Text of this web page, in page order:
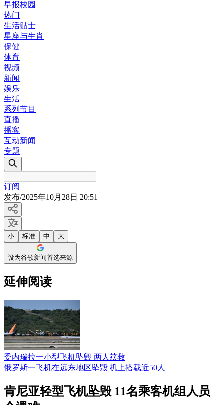
早报校园
热门
生活贴士
星座与生肖
保健
体育
视频
新闻
娱乐
生活
系列节目
直播
播客
互动新闻
专题
订阅
发布/2025年10月28日 20:51
小 标准 中 大
设为谷歌新闻首选来源
延伸阅读
委内瑞拉一小型飞机坠毁 两人获救
俄罗斯一飞机在远东地区坠毁 机上搭载近50人
肯尼亚轻型飞机坠毁 11名乘客机组人员